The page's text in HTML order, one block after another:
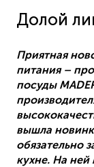
Долой
Приятная
питания –
посуды
вышла
обязательно
кухне. На